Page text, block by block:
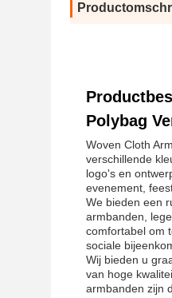
Polybag
Woven Cloth
verschillende
logo's en
evenement,
We bieden een
armbanden,
comfortabel om
sociale
Wij bieden u
van hoge
armbanden zijn